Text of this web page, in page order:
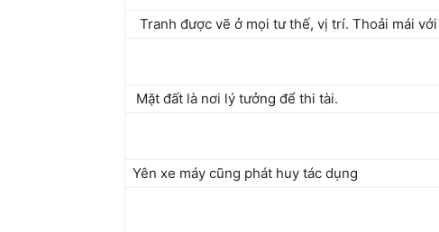
Tranh được vẽ ở mọi tư thế, vị trí. Thoải mái
Mặt đất là nơi lý tưởng để thi tài.
Yên xe máy cũng phát huy tác dụng